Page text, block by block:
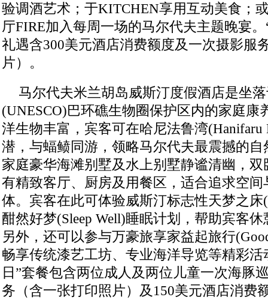
验调酒艺术；于KITCHEN享用互动美食；
厅FIRE加入每周一场的马尔代夫主题晚宴
礼遇含300美元酒店消费额度及一次摄影服
片）。
马尔代夫米兰胡岛威斯汀度假酒店是坐
(UNESCO)巴环礁生物圈保护区内的家庭康
洋生物丰富，宾客可在哈尼法鲁湾(Hanifaru
潜，与蝠鲼同游，领略马尔代夫最震撼的
家庭豪华海滩别墅及水上别墅静谧清幽，
有精致客厅、厨房及用餐区，适合追求空
体。宾客在此可体验威斯汀标志性天梦之床
酣然好梦(Sleep Well)睡眠计划，帮助宾客
另外，还可以参与万豪旅享家益起旅行
畅享传统漆艺工坊、专业海洋导览等精彩活
日”套餐包含两位成人及两位儿童一次海豚
务（含一张打印照片）及150美元酒店消费